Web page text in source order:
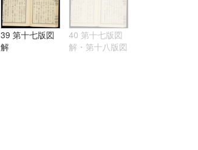
39 第十七版図
解
40 第十七版図
解・第十八版図